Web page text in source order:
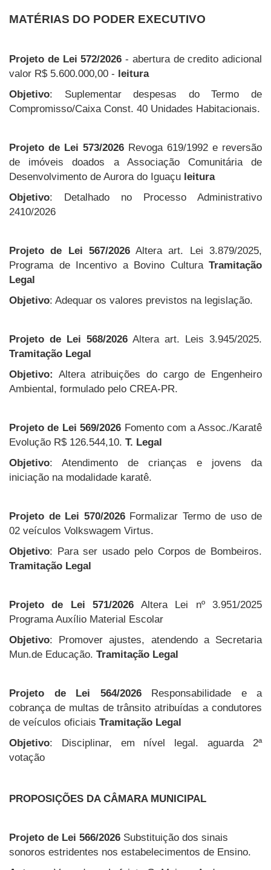
MATÉRIAS DO PODER EXECUTIVO
Projeto de Lei 572/2026 - abertura de credito adicional
valor R$ 5.600.000,00 - leitura
Objetivo: Suplementar despesas do Termo de
Compromisso/Caixa Const. 40 Unidades Habitacionais.
Projeto de Lei 573/2026 Revoga 619/1992 e reversão
de imóveis doados a Associação Comunitária de
Desenvolvimento de Aurora do Iguaçu leitura
Objetivo: Detalhado no Processo Administrativo
2410/2026
Projeto de Lei 567/2026Altera art. Lei 3.879/2025,
Programa de Incentivo a Bovino Cultura Tramitação
Legal
Objetivo: Adequar os valores previstos na legislação.
Projeto de Lei 568/2026 Altera art. Leis 3.945/2025.
Tramitação Legal
Objetivo: Altera atribuições do cargo de Engenheiro
Ambiental, formulado pelo CREA-PR.
Projeto de Lei 569/2026 Fomento com a Assoc./Karatê
Evolução R$ 126.544,10. T. Legal
Objetivo: Atendimento de crianças e jovens da
iniciação na modalidade karatê.
Projeto de Lei 570/2026Formalizar Termo de uso de
02 veículos Volkswagem Virtus.
Objetivo: Para ser usado pelo Corpos de Bombeiros.
Tramitação Legal
Projeto de Lei 571/2026 Altera Lei nº 3.951/2025
Programa Auxílio Material Escolar
Objetivo: Promover ajustes, atendendo a Secretaria
Mun.de Educação. Tramitação Legal
Projeto de Lei 564/2026Responsabilidade e a
cobrança de multas de trânsito atribuídas a condutores
de veículos oficiais Tramitação Legal
Objetivo: Disciplinar, em nível legal. aguarda 2ª
votação
PROPOSIÇÕES DA CÂMARA MUNICIPAL
Projeto de Lei 566/2026 Substituição dos sinais
sonoros estridentes nos estabelecimentos de Ensino.